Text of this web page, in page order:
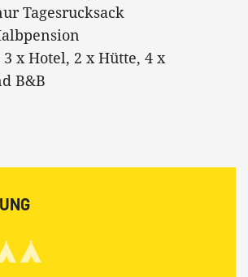
Tagesrucksack
Halbpension
x Hotel, 2 x Hütte, 4 x
B&B